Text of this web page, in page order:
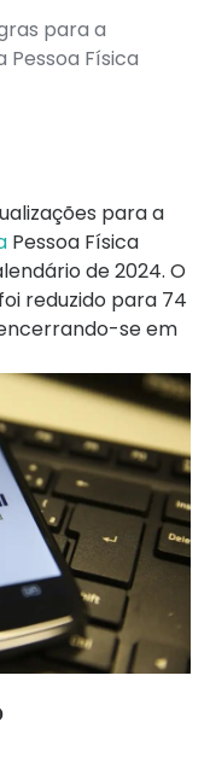
para a
Física
para a
Pessoa Física
de 2024. O
reduzido para 74
se em